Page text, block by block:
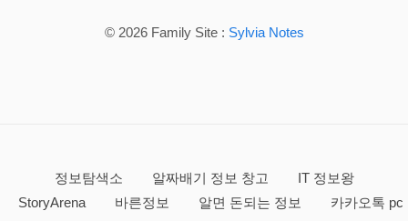
© 2026 Family Site : Sylvia Notes
정보탐색소 알짜배기 정보 창고
IT 정보왕
StoryArena
바른정보 알면 돈되는 정보
카카오톡 pc